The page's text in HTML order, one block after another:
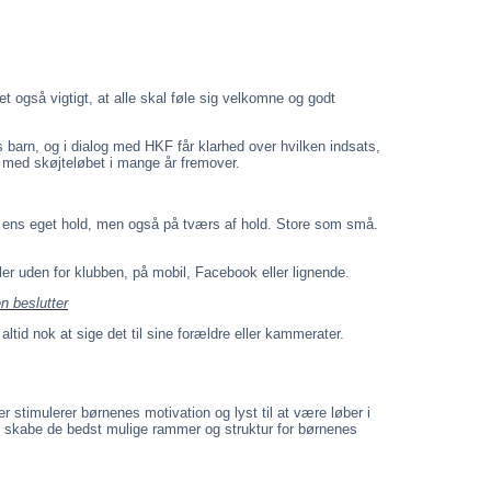
også vigtigt, at alle skal føle sig velkomne og godt
og i dialog med HKF får klarhed over hvilken indsats,
skøjteløbet i mange år fremover.
eget hold, men også på tværs af hold. Store som små.
uden for klubben, på mobil, Facebook eller lignende.
beslutter
nok at sige det til sine forældre eller kammerater.
stimulerer børnenes motivation og lyst til at være løber i
de bedst mulige rammer og struktur for børnenes